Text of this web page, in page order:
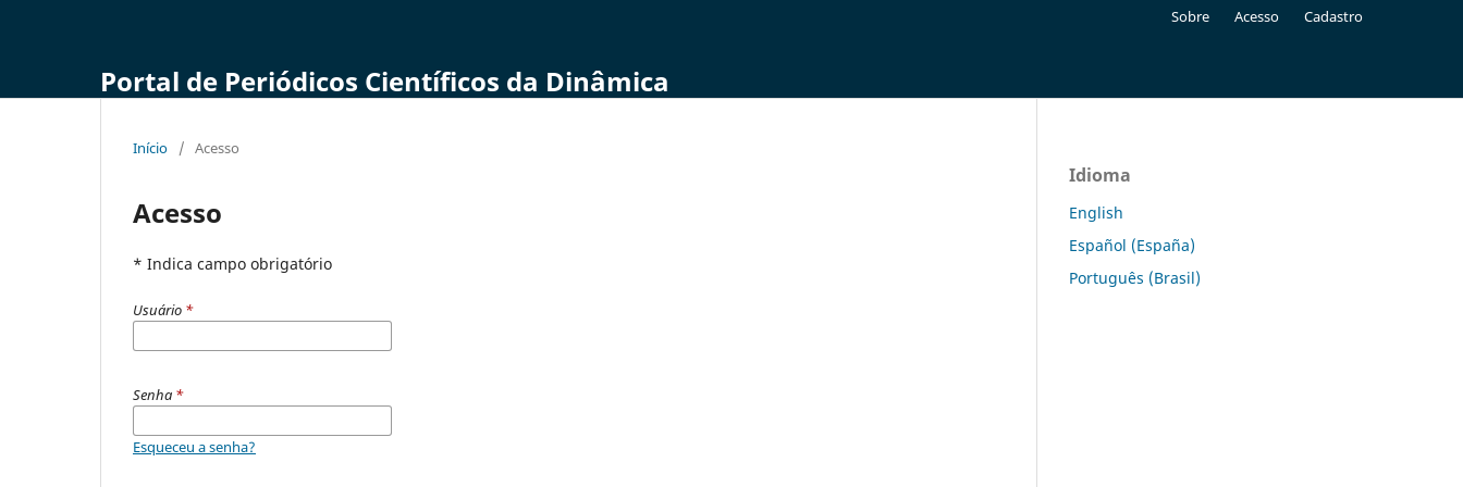
Portal de Periódicos Científicos da Dinâmica
Sobre Acesso Cadastro
Início / Acesso
Acesso
* Indica campo obrigatório
Usuário *
Senha *
Esqueceu a senha?
Idioma
English
Español (España)
Português (Brasil)